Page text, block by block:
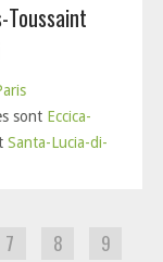
Toussaint
sont Eccica-
Santa-Lucia-di-
7 8
9